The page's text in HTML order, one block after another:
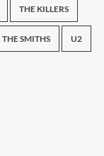
THE KILLERS
THE SMITHS U2